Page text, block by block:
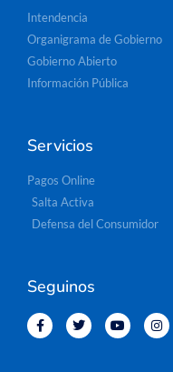
Intendencia
Organigrama de Gobierno
Gobierno Abierto
Información Pública
Servicios
Pagos Online
Salta Activa
Defensa del Consumidor
Seguinos